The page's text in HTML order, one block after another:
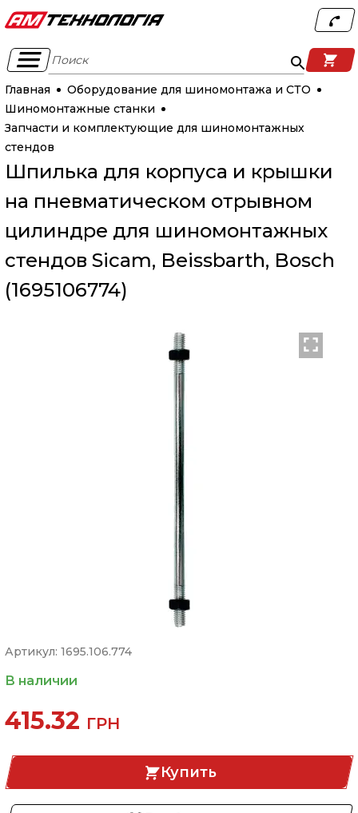
Поиск
Главная
Оборудование для шиномонтажа и СТО
Шиномонтажные станки
Запчасти и комплектующие для шиномонтажных
стендов
Шпилька для корпуса и крышки
на пневматическом отрывном
цилиндре для шиномонтажных
стендов Sicam, Beissbarth, Bosch
(1695106774)
Артикул: 1695.106.774
В наличии
415.32 ГРН
Купить